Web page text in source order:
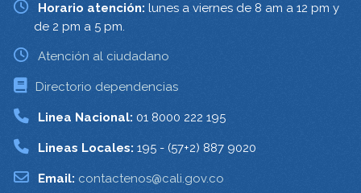
Horario atención: lunes a viernes de 8 am a 12 pm y
de 2 pm a 5 pm.
Atención al ciudadano
Directorio dependencias
Linea Nacional: 01 8000 222 195
Lineas Locales: 195 - (57+2) 887 9020
Email: contactenos@cali.gov.co